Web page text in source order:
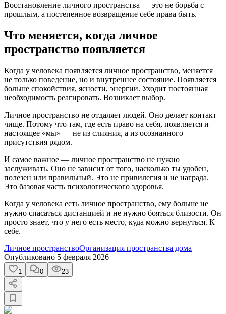
Восстановление личного пространства — это не борьба с
прошлым, а постепенное возвращение себе права быть.
Что меняется, когда личное
пространство появляется
Когда у человека появляется личное пространство, меняется
не только поведение, но и внутреннее состояние. Появляется
больше спокойствия, ясности, энергии. Уходит постоянная
необходимость реагировать. Возникает выбор.
Личное пространство не отдаляет людей. Оно делает контакт
чище. Потому что там, где есть право на себя, появляется и
настоящее «мы» — не из слияния, а из осознанного
присутствия рядом.
И самое важное — личное пространство не нужно
заслуживать. Оно не зависит от того, насколько ты удобен,
полезен или правильный. Это не привилегия и не награда.
Это базовая часть психологического здоровья.
Когда у человека есть личное пространство, ему больше не
нужно спасаться дистанцией и не нужно бояться близости. Он
просто знает, что у него есть место, куда можно вернуться. К
себе.
Личное пространствоОрганизация пространства дома
Опубликовано 5 февраля 2026
1 0 23